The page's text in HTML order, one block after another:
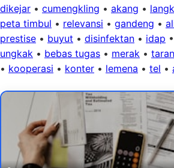
dikejar • cumengkling • akang •
peta timbul • relevansi • gandeng •
prestise • buyut • disinfektan • idap •
ungkak • bebas tugas • merak •
• kooperasi • konter • lemena • tel •